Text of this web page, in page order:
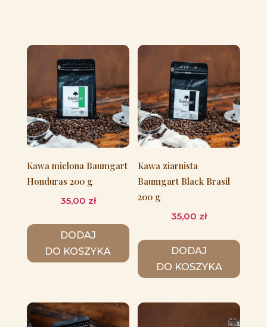
Kawa mielona Baumgart
Honduras 200 g
35,00 zł
DODAJ
DO KOSZYKA
Kawa ziarnista
Baumgart Black Brasil
200 g
35,00 zł
DODAJ
DO KOSZYKA